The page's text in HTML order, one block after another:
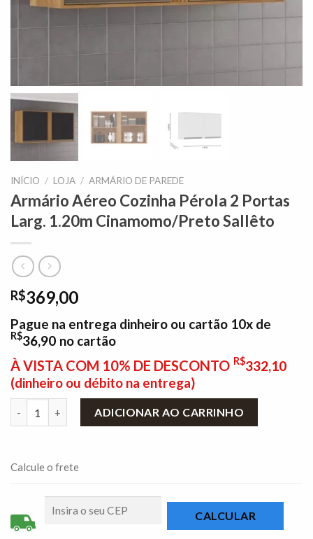
INÍCIO / LOJA / ARMÁRIO DE PAREDE
Armário Aéreo Cozinha Pérola 2 Portas
Larg. 1.20m Cinamomo/Preto Sallêto
R$369,00
Pague na entrega dinheiro ou cartão 10x de
R$36,90 no cartão
À VISTA COM 10% DE DESCONTO R$332,10
(dinheiro ou débito na entrega)
ADICIONAR AO CARRINHO
Calcule o frete